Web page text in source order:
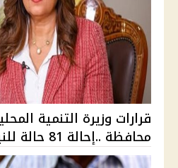
محافظة ..إحالة 81 حالة للنيابات...